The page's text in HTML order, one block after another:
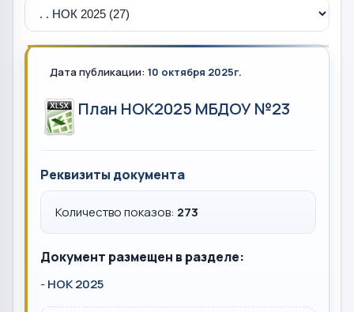
Дата публикации: 10 октября 2025г.
План НОК2025 МБДОУ №23
Реквизиты документа
Количество показов: 273
Документ размещен в разделе:
-НОК 2025